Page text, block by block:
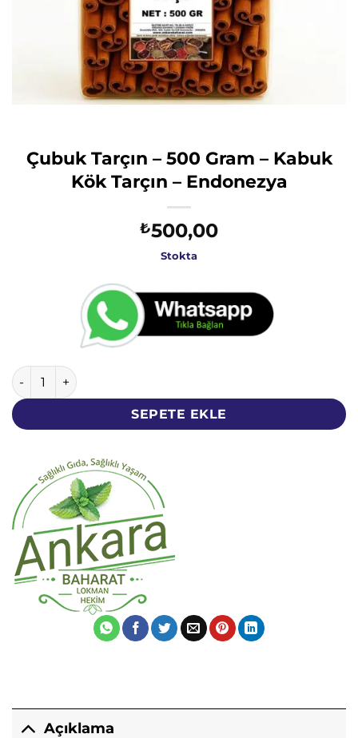
Çubuk Tarçın – 500 Gram – Kabuk
Kök Tarçın – Endonezya
₺500,00
Stokta
Çubuk Tarçın - 500 Gram - Kabuk Kök Tarçın - Endonezya
SEPETE EKLE
Açıklama